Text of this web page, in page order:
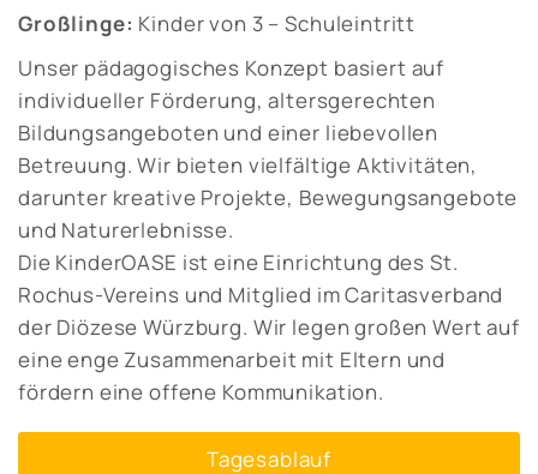
Großlinge: Kinder von 3 – Schuleintritt
Unser pädagogisches Konzept basiert auf
individueller Förderung, altersgerechten
Bildungsangeboten und einer liebevollen
Betreuung. Wir bieten vielfältige Aktivitäten,
darunter kreative Projekte, Bewegungsangebote
und Naturerlebnisse.
Die KinderOASE ist eine Einrichtung des St.
Rochus-Vereins und Mitglied im Caritasverband
der Diözese Würzburg. Wir legen großen Wert auf
eine enge Zusammenarbeit mit Eltern und
fördern eine offene Kommunikation.
Tagesablauf